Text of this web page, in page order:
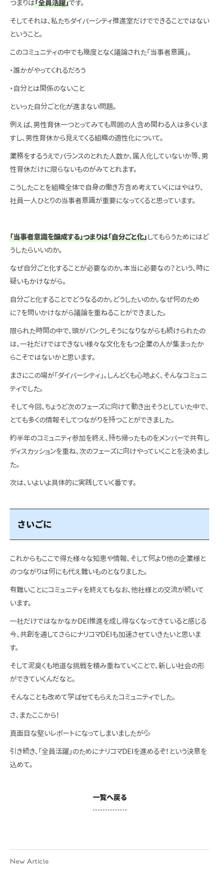
つまりは「全員活躍」です。
そしてそれは、私たちダイバーシティ推進室だけでできることではない
ということ。
このコミュニティの中でも幾度となく議論された「当事者意識」。
・誰かがやってくれるだろう
・自分とは関係のないこと
といった自分ごと化が進まない問題。
例えば、男性育休一つとってみても周囲の人含め関わる人は多くいま
すし、男性育休から見えてくる組織の適性化について。
業務をするうえでバランスのとれた人数か、属人化していないか等、男
性育休だけに限らないものがみてとれます。
こうしたことを組織全体で自身の働き方含め考えていくにはやはり、
社員一人ひとりの当事者意識が重要になってくると思っています。
「当事者意識を醸成する」つまりは「自分ごと化」してもらうためにはど
うしたらいいのか。
なぜ自分ごと化することが必要なのか。本当に必要なの？という、時に
疑いもかけながら。
自分ごと化することでどうなるのか。どうしたいのか。なぜ何のため
に？を問いかけながら議論を重ねることができました。
限られた時間の中で、頭がパンクしそうになりながらも続けられたの
は、一社だけではできない様々な文化をもつ企業の人が集まったか
らこそではないかと思います。
まさにこの場が「ダイバーシティ」。しんどくも心地よく、そんなコミュニ
ティでした。
そして今回、ちょうど次のフェーズに向けて動き出そうとしていた中で、
とても多くの情報そしてつながりを持つことができました。
約半年のコミュニティ参加を終え、持ち帰ったものをメンバーで共有し
ディスカッションを重ね、次のフェーズに向けやっていくことを決めまし
た。
次は、いよいよ具体的に実践していく番です。
さいごに
これからもここで得た様々な知恵や情報、そして何より他の企業様と
のつながりは何にも代え難いものとなりました。
有難いことにコミュニティを終えてもなお、他社様との交流が続いて
います。
一社だけではなかなかDEI推進を成し得なくなってきていると感じる
今、共創を通してさらにナリコマDEIも加速させていきたいと思いま
す。
そして泥臭くも地道な挑戦を積み重ねていくことで、新しい社会の形
ができていくんだなと。
そんなことも改めて学ばせてもらえたコミュニティでした。
さ、またここから！
真面目な堅いレポートになってしまいましたが💦
引き続き、「全員活躍」のためにナリコマDEIを進めるぞ！という決意を
込めて。
一覧へ戻る
New Article